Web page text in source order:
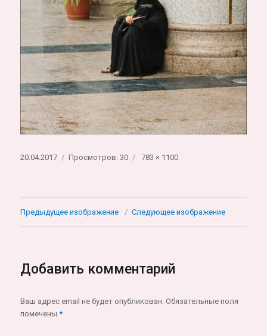
Опубликовано
20.04.2017 Просмотров: 30
Полный
783 × 1100
Предыдущее изображение Следующее изображение
Добавить комментарий
Ваш адрес email не будет опубликован. Обязательные поля
помечены*